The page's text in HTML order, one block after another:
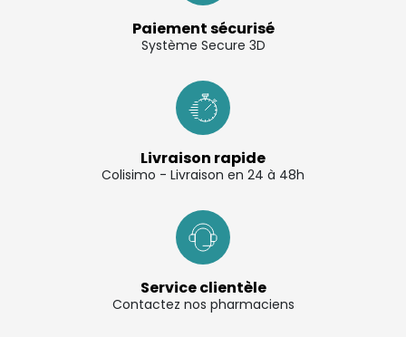
Paiement sécurisé
Système Secure 3D
Livraison rapide
Colisimo - Livraison en 24 à 48h
Service clientèle
Contactez nos pharmaciens